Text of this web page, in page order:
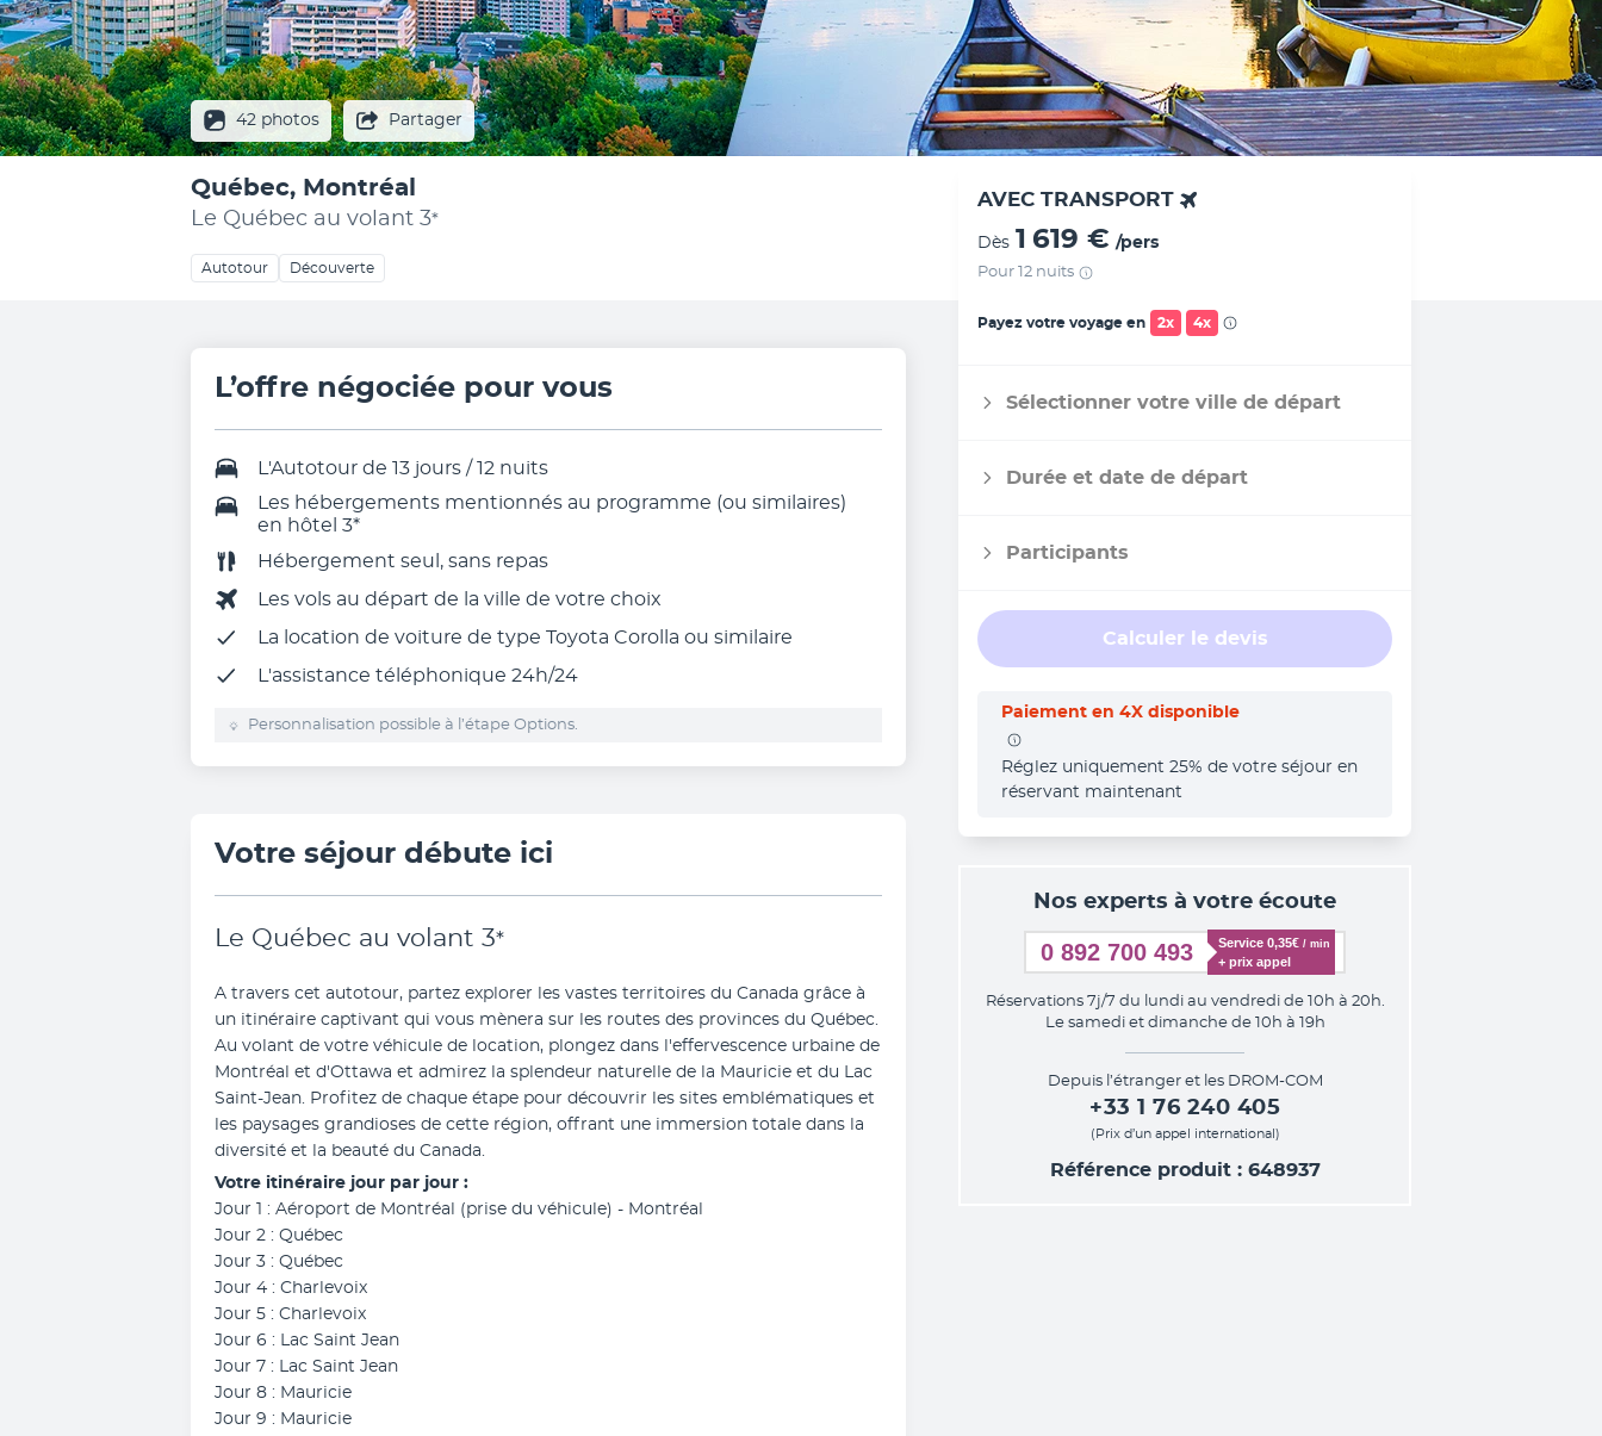
42 photos Partager
Québec, Montréal
Le Québec au volant 3*
Autotour Découverte
AVEC TRANSPORT
Dès 1 619 € /pers
Pour 12 nuits
Payez votre voyage en 2x 4x
Sélectionner votre ville de départ
Durée et date de départ
Participants
Calculer le devis
Paiement en 4X disponible
Réglez uniquement 25% de votre séjour en
réservant maintenant
Nos experts à votre écoute
0 892 700 493 Service 0,35€ / min
+ prix appel
Réservations 7j/7 du lundi au vendredi de 10h à 20h.
Le samedi et dimanche de 10h à 19h
Depuis l’étranger et les DROM-COM
+33 1 76 240 405
(Prix d’un appel international)
Référence produit : 648937
L’offre négociée pour vous
L'Autotour de 13 jours / 12 nuits
Les hébergements mentionnés au programme (ou similaires)
en hôtel 3*
Hébergement seul, sans repas
Les vols au départ de la ville de votre choix
La location de voiture de type Toyota Corolla ou similaire
L'assistance téléphonique 24h/24
Personnalisation possible à l’étape Options.
Votre séjour débute ici
Le Québec au volant 3*
A travers cet autotour, partez explorer les vastes territoires du Canada grâce à
un itinéraire captivant qui vous mènera sur les routes des provinces du Québec.
Au volant de votre véhicule de location, plongez dans l'effervescence urbaine de
Montréal et d'Ottawa et admirez la splendeur naturelle de la Mauricie et du Lac
Saint-Jean. Profitez de chaque étape pour découvrir les sites emblématiques et
les paysages grandioses de cette région, offrant une immersion totale dans la
diversité et la beauté du Canada.
Votre itinéraire jour par jour :
Jour 1 : Aéroport de Montréal (prise du véhicule) - Montréal
Jour 2 : Québec
Jour 3 : Québec
Jour 4 : Charlevoix
Jour 5 : Charlevoix
Jour 6 : Lac Saint Jean
Jour 7 : Lac Saint Jean
Jour 8 : Mauricie
Jour 9 : Mauricie